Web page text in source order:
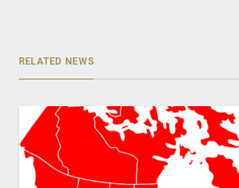
RELATED NEWS